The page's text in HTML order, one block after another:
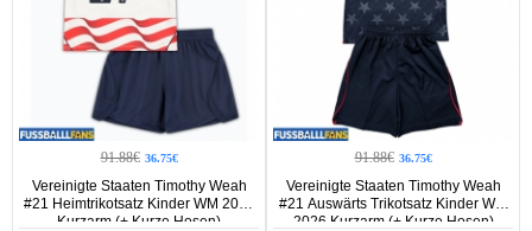
91.88€ 36.75€
Vereinigte Staaten Timothy Weah
#21 Heimtrikotsatz Kinder WM 2026
Kurzarm (+ Kurze Hosen)
91.88€ 36.75€
Vereinigte Staaten Timothy Weah
#21 Auswärts Trikotsatz Kinder WM
2026 Kurzarm (+ Kurze Hosen)